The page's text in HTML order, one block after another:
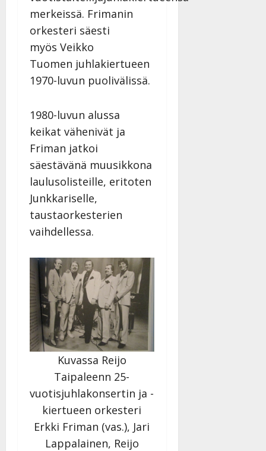
merkeissä. Frimanin
orkesteri säesti
myös Veikko
Tuomen juhlakiertueen
1970-luvun puolivälissä.
1980-luvun alussa
keikat vähenivät ja
Friman jatkoi
säestävänä muusikkona
laulusolisteille, eritoten
Junkkariselle,
taustaorkesterien
vaihdellessa.
Kuvassa Reijo
Taipaleenn 25-
vuotisjuhlakonsertin ja -
kiertueen orkesteri
Erkki Friman (vas.), Jari
Lappalainen, Reijo